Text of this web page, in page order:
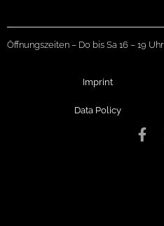
Öffnungszeiten – Do bis Sa 16 – 19 Uhr
Imprint
Data Policy